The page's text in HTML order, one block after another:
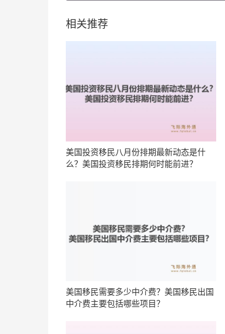
相关推荐
美国投资移民八月份排期最新动态是什
么？美国投资移民排期何时能前进？
美国移民需要多少中介费？美国移民出国
中介费主要包括哪些项目？